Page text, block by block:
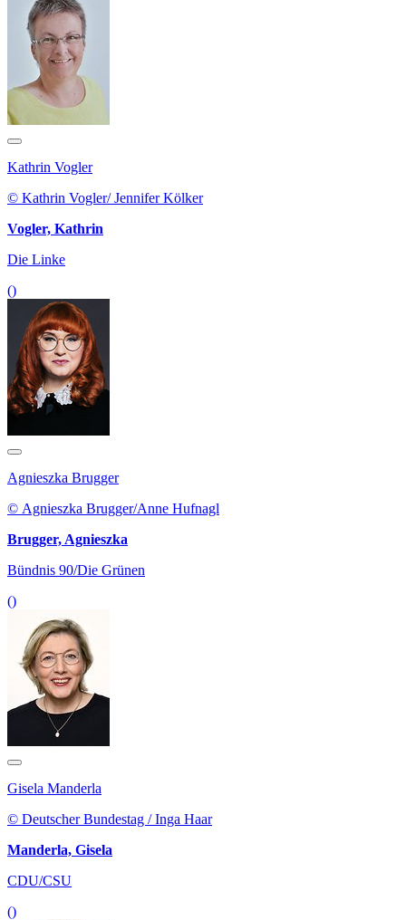
Kathrin Vogler
© Kathrin Vogler/ Jennifer Kölker
Vogler, Kathrin
Die Linke
()
Agnieszka Brugger
© Agnieszka Brugger/Anne Hufnagl
Brugger, Agnieszka
Bündnis 90/Die Grünen
()
Gisela Manderla
© Deutscher Bundestag / Inga Haar
Manderla, Gisela
CDU/CSU
()